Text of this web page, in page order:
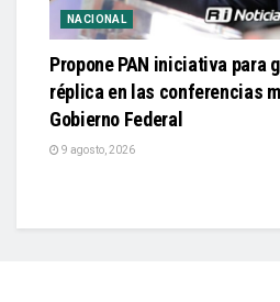
NACIONAL
Propone PAN iniciativa para
réplica en las conferencias
Gobierno Federal
9 agosto, 2026